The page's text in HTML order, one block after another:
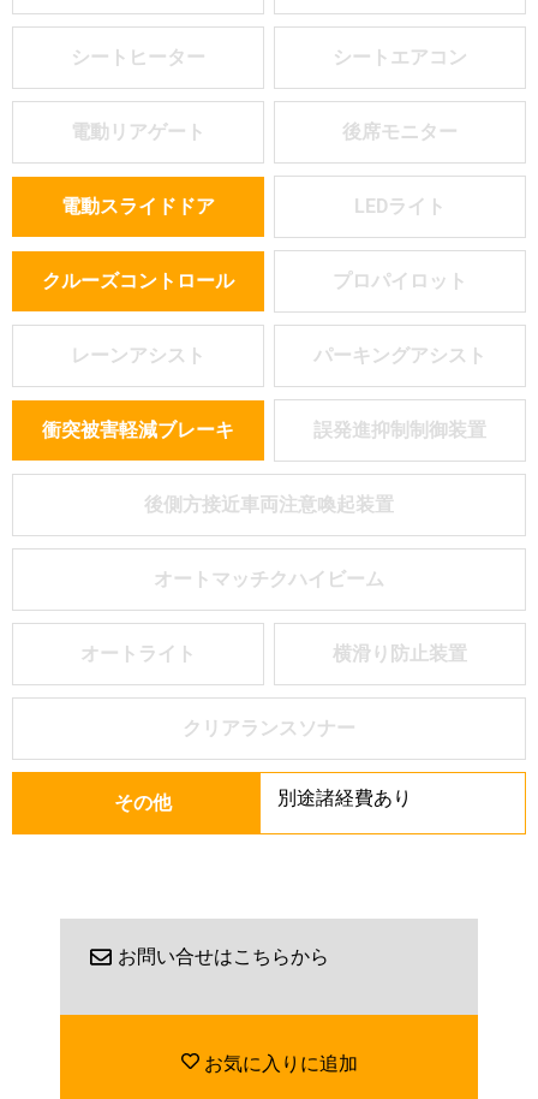
シートヒーター シートエアコン
電動リアゲート 後席モニター
電動スライドドア LEDライト
クルーズコントロール プロパイロット
レーンアシスト パーキングアシスト
衝突被害軽減ブレーキ 誤発進抑制制御装置
後側方接近車両注意喚起装置
オートマッチクハイビーム
オートライト 横滑り防止装置
クリアランスソナー
その他 別途諸経費あり
お問い合せはこちらから
お気に入りに追加